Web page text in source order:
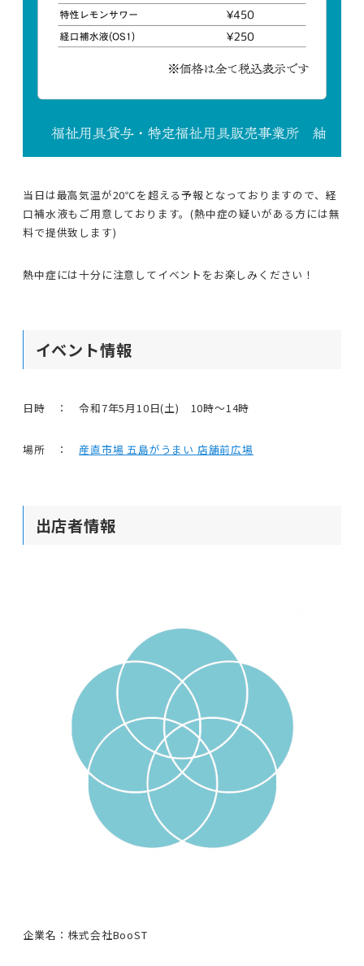
当日は最高気温が20℃を超える予報となっておりますので、経
口補水液もご用意しております。(熱中症の疑いがある方には無
料で提供致します)
熱中症には十分に注意してイベントをお楽しみください！
イベント情報
日時 ： 令和7年5月10日(土) 10時〜14時
場所 ： 産直市場 五島がうまい 店舗前広場
出店者情報
企業名：株式会社BooST